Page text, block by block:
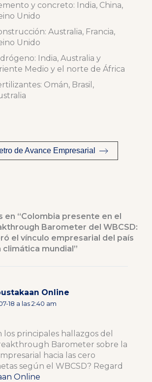
y concreto: India, China,
Unido
Australia, Francia,
Unido
India, Australia y
Medio y el norte de África
Omán, Brasil,
de Avance Empresarial
en “Colombia presente en el
Barometer del WBCSD:
el vínculo empresarial del país
climática mundial”
Online
18 a las 2:40 am
los principales hallazgos del
Barometer sobre la
hacia las cero
según el WBCSD? Regard
Online